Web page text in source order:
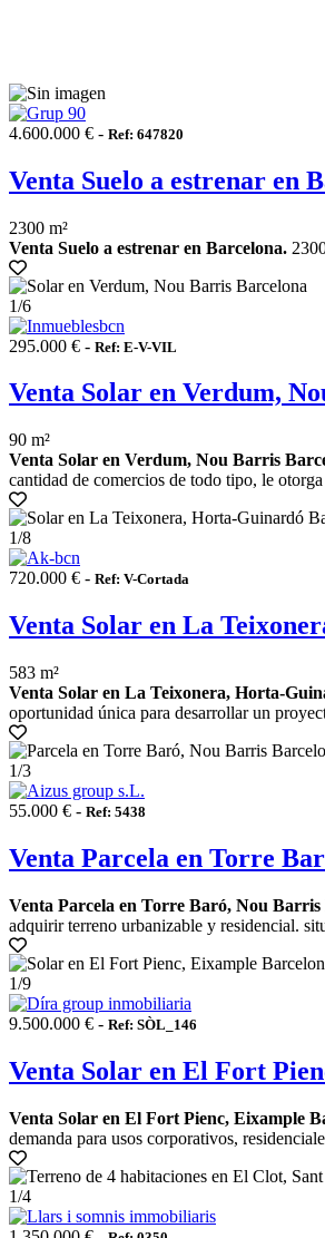
4.600.000 € - Ref: 647820
Venta Suelo a estrenar en
2300 m²
Venta Suelo a estrenar en Barcelona.
1/6
295.000 € - Ref: E-V-VIL
Venta Solar en Verdum,
90 m²
Venta Solar en Verdum, Nou Barris
cantidad de comercios de todo tipo, le
1/8
720.000 € - Ref: V-Cortada
Venta Solar en La
583 m²
Venta Solar en La Teixonera, Horta-
oportunidad única para desarrollar un
1/3
55.000 € - Ref: 5438
Venta Parcela en Torre
Venta Parcela en Torre Baró, Nou Barris
adquirir terreno urbanizable y residencial.
1/9
9.500.000 € - Ref: SÒL_146
Venta Solar en El Fort
Venta Solar en El Fort Pienc, Eixample
demanda para usos corporativos,
1/4